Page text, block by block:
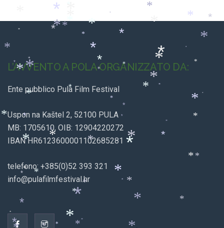
L’AVVENTO A POLA ORGANIZZATO DA:
Ente pubblico Pula Film Festival
Uspon na Kaštel 2, 52100 PULA
MB: 1705610, OIB: 12904220272
IBAN HR6123600001102685281
telefono: +385(0)52 393 321
info@pulafilmfestival.hr
*
*
*
**
*
*
*
*
*
*
*
*
*
*
*
*
*
*
*
*
*
*
*
*
*
*
*
*
*
*
*
*
*
*
*
*
*
*
*
*
*
*
*
*
*
*
*
*
*
*
*
*
*
*
*
*
* *
*
*
*
*
*
*
*
*
*
*